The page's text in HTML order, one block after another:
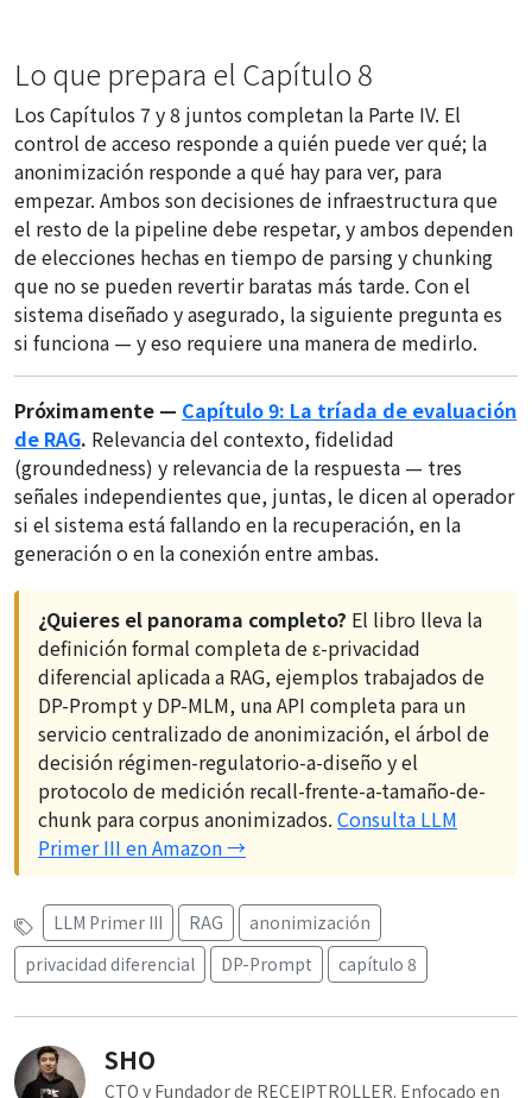
Lo que prepara el Capítulo 8
Los Capítulos 7 y 8 juntos completan la Parte IV. El
control de acceso responde a quién puede ver qué; la
anonimización responde a qué hay para ver, para
empezar. Ambos son decisiones de infraestructura que
el resto de la pipeline debe respetar, y ambos dependen
de elecciones hechas en tiempo de parsing y chunking
que no se pueden revertir baratas más tarde. Con el
sistema diseñado y asegurado, la siguiente pregunta es
si funciona — y eso requiere una manera de medirlo.
Próximamente — Capítulo 9: La tríada de evaluación
de RAG. Relevancia del contexto, fidelidad
(groundedness) y relevancia de la respuesta — tres
señales independientes que, juntas, le dicen al operador
si el sistema está fallando en la recuperación, en la
generación o en la conexión entre ambas.
¿Quieres el panorama completo? El libro lleva la
definición formal completa de ε-privacidad
diferencial aplicada a RAG, ejemplos trabajados de
DP-Prompt y DP-MLM, una API completa para un
servicio centralizado de anonimización, el árbol de
decisión régimen-regulatorio-a-diseño y el
protocolo de medición recall-frente-a-tamaño-de-
chunk para corpus anonimizados. Consulta LLM
Primer III en Amazon →
LLM Primer III RAG
anonimización
privacidad diferencial
DP-Prompt capítulo 8
SHO
CTO y Fundador de RECEIPTROLLER. Enfocado en